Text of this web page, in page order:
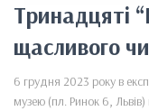
Тринадцяті
щасливого
6 грудня 2023 року в
музею (пл. Ринок 6, Львів)